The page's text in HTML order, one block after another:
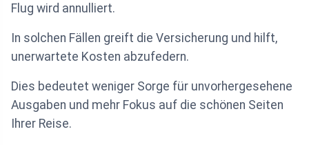
Flug wird annulliert.
In solchen Fällen greift die Versicherung und hilft,
unerwartete Kosten abzufedern.
Dies bedeutet weniger Sorge für unvorhergesehene
Ausgaben und mehr Fokus auf die schönen Seiten
Ihrer Reise.